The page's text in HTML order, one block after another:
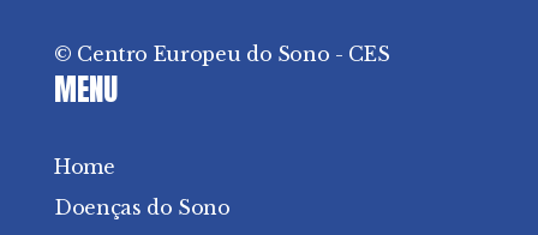
© Centro Europeu do Sono - CES
MENU
Home
Doenças do Sono